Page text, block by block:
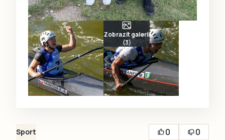
Zobrazit galerii
(3)
Sport 0
0